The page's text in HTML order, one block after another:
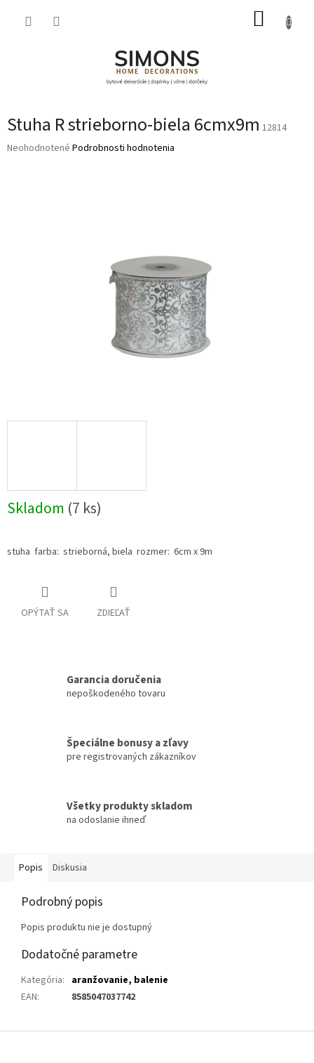
Stuha R strieborno-biela 6cmx9m 12814
Priemerné
Neohodnotené Podrobnosti hodnotenia
Skladom (7 ks)
stuha farba: strieborná, biela rozmer: 6cm x 9m
OPÝTAŤ SA ZDIEĽAŤ
Garancia doručenia
nepoškodeného tovaru
Špeciálne bonusy a zľavy
pre registrovaných zákazníkov
Všetky produkty skladom
na odoslanie ihneď
Popis Diskusia
Podrobný popis
Popis produktu nie je dostupný
Dodatočné parametre
Kategória: aranžovanie, balenie
EAN: 8585047037742
Z